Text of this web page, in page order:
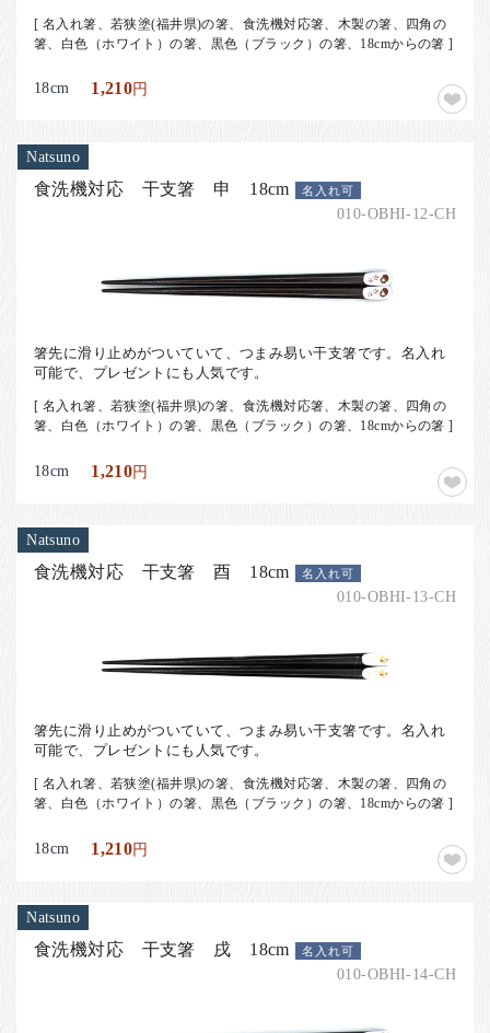
[ 名入れ箸、若狭塗(福井県)の箸、食洗機対応箸、木製の箸、四角の
箸、白色（ホワイト）の箸、黒色（ブラック）の箸、18cmからの箸 ]
18cm 1,210円
Natsuno
食洗機対応 干支箸 申 18cm 名入れ可
010-OBHI-12-CH
箸先に滑り止めがついていて、つまみ易い干支箸です。名入れ
可能で、プレゼントにも人気です。
[ 名入れ箸、若狭塗(福井県)の箸、食洗機対応箸、木製の箸、四角の
箸、白色（ホワイト）の箸、黒色（ブラック）の箸、18cmからの箸 ]
18cm 1,210円
Natsuno
食洗機対応 干支箸 酉 18cm 名入れ可
010-OBHI-13-CH
箸先に滑り止めがついていて、つまみ易い干支箸です。名入れ
可能で、プレゼントにも人気です。
[ 名入れ箸、若狭塗(福井県)の箸、食洗機対応箸、木製の箸、四角の
箸、白色（ホワイト）の箸、黒色（ブラック）の箸、18cmからの箸 ]
18cm 1,210円
Natsuno
食洗機対応 干支箸 戌 18cm 名入れ可
010-OBHI-14-CH